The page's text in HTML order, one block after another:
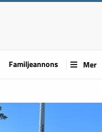
Familjeannons Mer